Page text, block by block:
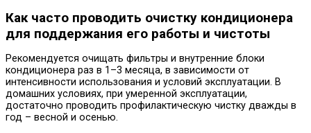
Как часто проводить очистку кондиционера
для поддержания его работы и чистоты
Рекомендуется очищать фильтры и внутренние блоки
кондиционера раз в 1–3 месяца, в зависимости от
интенсивности использования и условий эксплуатации. В
домашних условиях, при умеренной эксплуатации,
достаточно проводить профилактическую чистку дважды в
год – весной и осенью.